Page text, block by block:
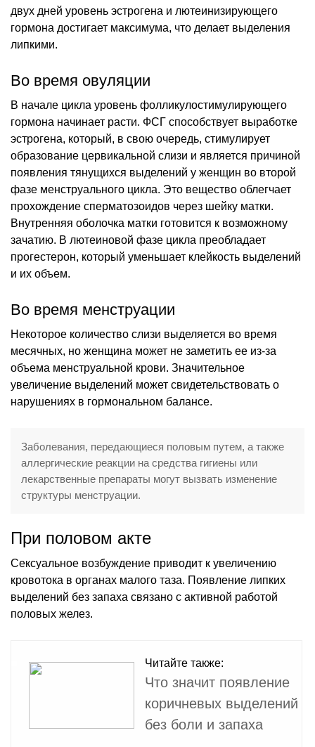
двух дней уровень эстрогена и лютеинизирующего
гормона достигает максимума, что делает выделения
липкими.
Во время овуляции
В начале цикла уровень фолликулостимулирующего
гормона начинает расти. ФСГ способствует выработке
эстрогена, который, в свою очередь, стимулирует
образование цервикальной слизи и является причиной
появления тянущихся выделений у женщин во второй
фазе менструального цикла. Это вещество облегчает
прохождение сперматозоидов через шейку матки.
Внутренняя оболочка матки готовится к возможному
зачатию. В лютеиновой фазе цикла преобладает
прогестерон, который уменьшает клейкость выделений
и их объем.
Во время менструации
Некоторое количество слизи выделяется во время
месячных, но женщина может не заметить ее из-за
объема менструальной крови. Значительное
увеличение выделений может свидетельствовать о
нарушениях в гормональном балансе.
Заболевания, передающиеся половым путем, а также
аллергические реакции на средства гигиены или
лекарственные препараты могут вызвать изменение
структуры менструации.
При половом акте
Сексуальное возбуждение приводит к увеличению
кровотока в органах малого таза. Появление липких
выделений без запаха связано с активной работой
половых желез.
Читайте также:
Что значит появление
коричневых выделений
без боли и запаха